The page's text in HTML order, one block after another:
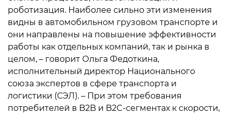
роботизация. Наиболее сильно эти изменения
видны в автомобильном грузовом транспорте и
они направлены на повышение эффективности
работы как отдельных компаний, так и рынка в
целом, – говорит Ольга Федоткина,
исполнительный директор Национального
союза экспертов в сфере транспорта и
логистики (СЭЛ). – При этом требования
потребителей в B2B и B2C-сегментах к скорости,